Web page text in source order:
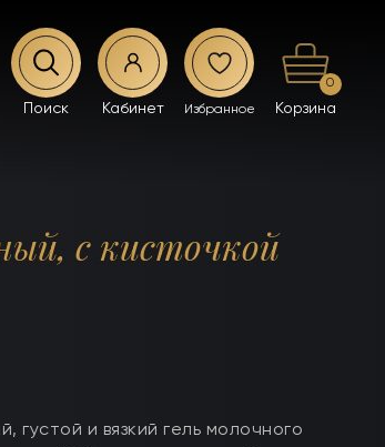
0
с кисточкой
густой и вязкий гель молочного